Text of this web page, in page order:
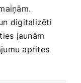
digitalizēti
jaunām
aprites